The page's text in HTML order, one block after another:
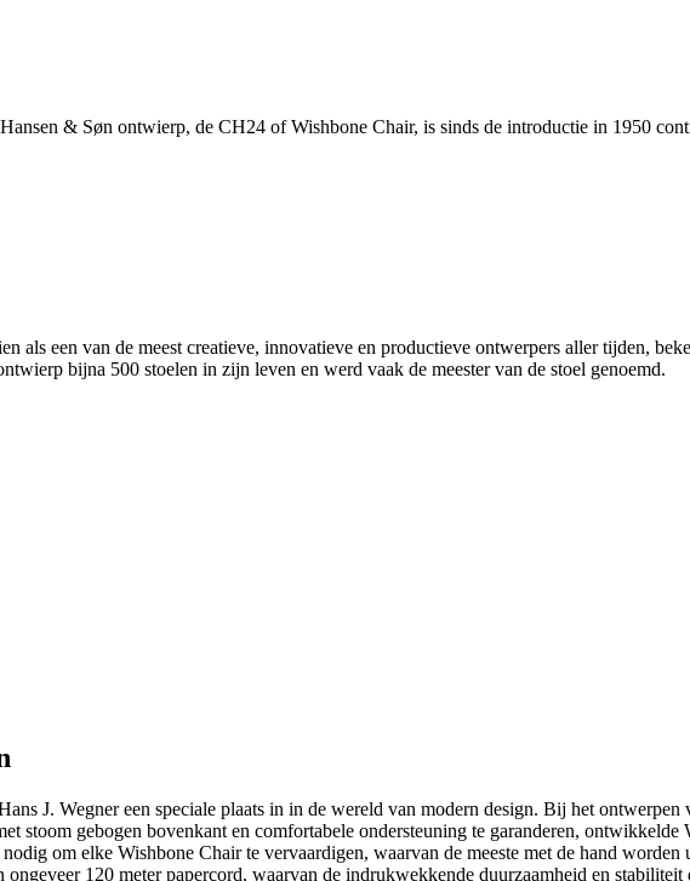
& Søn ontwierp, de CH24 of Wishbone Chair, is sinds de introductie in 1950
als een van de meest creatieve, innovatieve en productieve ontwerpers aller tijden,
bijna 500 stoelen in zijn leven en werd vaak de meester van de stoel genoemd.
J. Wegner een speciale plaats in in de wereld van modern design. Bij het
stoom gebogen bovenkant en comfortabele ondersteuning te garanderen,
om elke Wishbone Chair te vervaardigen, waarvan de meeste met de hand
120 meter papercord, waarvan de indrukwekkende duurzaamheid en